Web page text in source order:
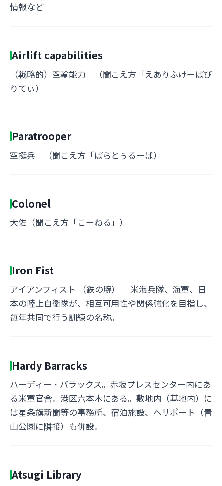
情報など
Airlift capabilities
（戦略的）空輸能力 （聞こえ方「えありふけーぱび
りてぃ）
Paratrooper
空挺兵 （聞こえ方「ぱらとぅるーぱ）
Colonel
大佐（聞こえ方「こーねる」）
Iron Fist
アイアンフィスト （鉄の腕） 米海兵隊、海軍、日
本の陸上自衛隊が、相互可用性や関係強化を目指し、
毎年共同で行う訓練の名称。
Hardy Barracks
ハーディー・バラックス。赤坂プレスセンター内にあ
る米軍官舎。港区六本木にある。敷地内（基地内）に
は星条旗新聞等の事務所、宿泊施設、ヘリポート（青
山公園に隣接）も併設。
Atsugi Library